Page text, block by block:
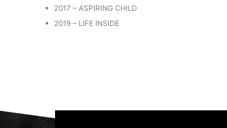
2017 – ASPIRING CHILD
2019 – LIFE INSIDE